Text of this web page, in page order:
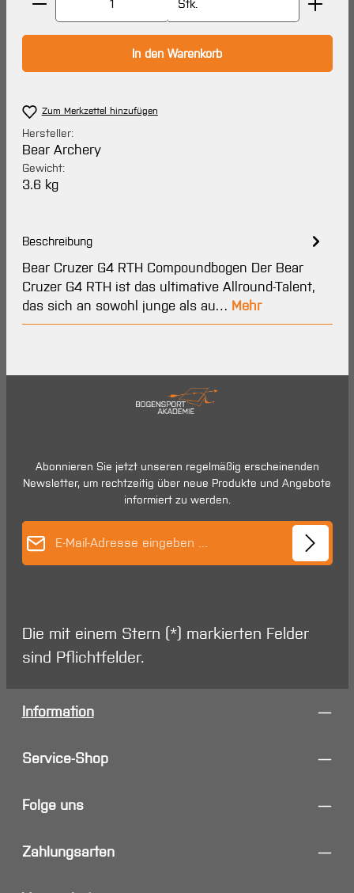
Stk.
In den Warenkorb
Zum Merkzettel hinzufügen
Hersteller:
Bear Archery
Gewicht:
3.6 kg
Beschreibung
Bear Cruzer G4 RTH Compoundbogen Der Bear
Cruzer G4 RTH ist das ultimative Allround-Talent,
das sich an sowohl junge als au… Mehr
Abonnieren Sie jetzt unseren regelmäßig erscheinenden
Newsletter, um rechtzeitig über neue Produkte und Angebote
informiert zu werden.
Die mit einem Stern (*) markierten Felder
sind Pflichtfelder.
Information
Service-Shop
Folge uns
Zahlungsarten